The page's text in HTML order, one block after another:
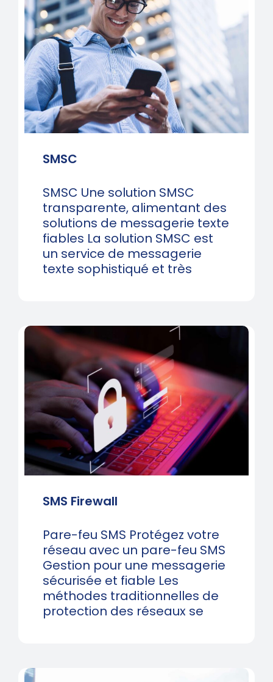
aux défis de sécurité du réseau.
SMSC
SMSC Une solution SMSC
transparente, alimentant des
solutions de messagerie texte
fiables La solution SMSC est
un service de messagerie
texte sophistiqué et très
SMS Firewall
Pare-feu SMS Protégez votre
réseau avec un pare-feu SMS
Gestion pour une messagerie
sécurisée et fiable Les
méthodes traditionnelles de
protection des réseaux se